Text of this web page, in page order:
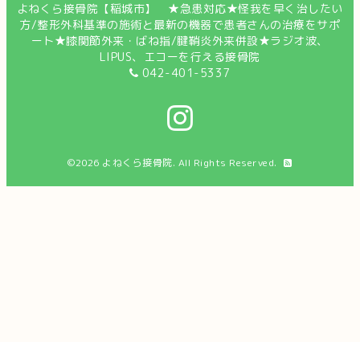
よねくら接骨院【稲城市】 ★急患対応★怪我を早く治したい
方/整形外科基準の施術と最新の機器で患者さんの治療をサポ
ート★膝関節外来・ばね指/腱鞘炎外来併設★ラジオ波、
LIPUS、エコーを行える接骨院
042-401-5337
©2026 よねくら接骨院. All Rights Reserved.